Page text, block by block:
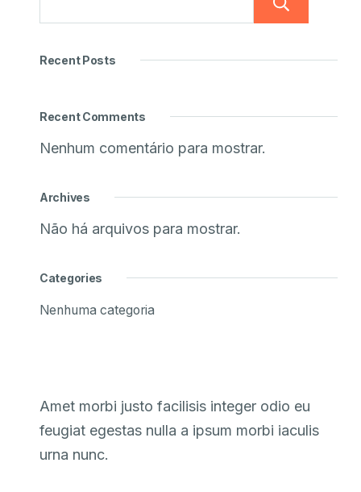
Recent Posts
Recent Comments
Nenhum comentário para mostrar.
Archives
Não há arquivos para mostrar.
Categories
Nenhuma categoria
Amet morbi justo facilisis integer odio eu
feugiat egestas nulla a ipsum morbi iaculis
urna nunc.